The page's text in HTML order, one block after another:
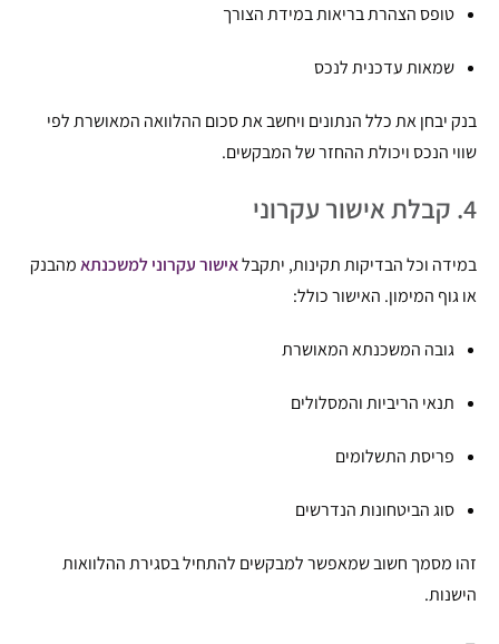
טופס הצהרת בריאות במידת הצורך
שמאות עדכנית לנכס
בנק יבחן את כלל הנתונים ויחשב את סכום ההלוואה המאושרת לפי
שווי הנכס ויכולת ההחזר של המבקשים.
4. קבלת אישור עקרוני
במידה וכל הבדיקות תקינות, יתקבלאישור עקרוני למשכנתאמהבנק
או גוף המימון. האישור כולל:
גובה המשכנתא המאושרת
תנאי הריביות והמסלולים
פריסת התשלומים
סוג הביטחונות הנדרשים
זהו מסמך חשוב שמאפשר למבקשים להתחיל בסגירת ההלוואות
הישנות.